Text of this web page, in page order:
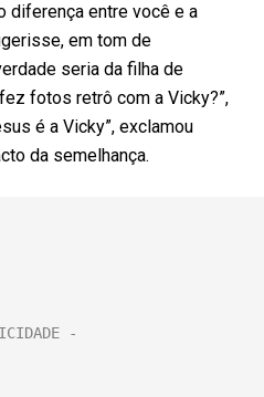
diferença entre você e a
em tom de
seria da filha de
fotos retrô com a Vicky?”,
é a Vicky”, exclamou
da semelhança.